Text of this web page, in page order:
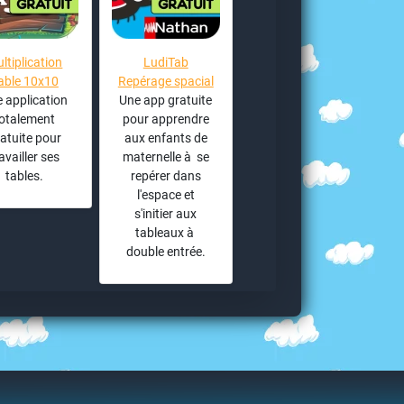
10x10
application
pour
ses
tables.
LudiTab
Repérage spacial
Une app gratuite
pour apprendre
aux enfants de
maternelle à se
repérer dans
l'espace et
s'initier aux
tableaux à
double entrée.